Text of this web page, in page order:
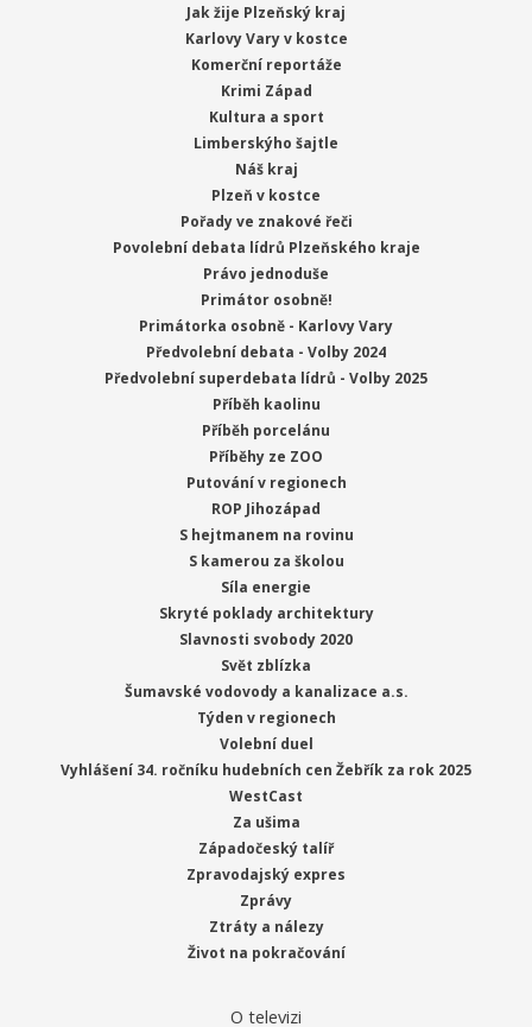
Jak žije Plzeňský kraj
Karlovy Vary v kostce
Komerční reportáže
Krimi Západ
Kultura a sport
Limberskýho šajtle
Náš kraj
Plzeň v kostce
Pořady ve znakové řeči
Povolební debata lídrů Plzeňského kraje
Právo jednoduše
Primátor osobně!
Primátorka osobně - Karlovy Vary
Předvolební debata - Volby 2024
Předvolební superdebata lídrů - Volby 2025
Příběh kaolinu
Příběh porcelánu
Příběhy ze ZOO
Putování v regionech
ROP Jihozápad
S hejtmanem na rovinu
S kamerou za školou
Síla energie
Skryté poklady architektury
Slavnosti svobody 2020
Svět zblízka
Šumavské vodovody a kanalizace a.s.
Týden v regionech
Volební duel
Vyhlášení 34. ročníku hudebních cen Žebřík za rok 2025
WestCast
Za ušima
Západočeský talíř
Zpravodajský expres
Zprávy
Ztráty a nálezy
Život na pokračování
O televizi